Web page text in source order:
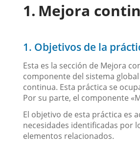
Mejora
1. Objetivos de la
Esta es la sección de Mejora
componente del sistema
continua. Esta práctica se
Por su parte, el componente
El objetivo de esta práctica es
necesidades identificadas por
elementos relacionados.